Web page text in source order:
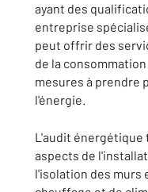
ayant des
entreprise
peut offrir des
de la
mesures à prendre
l'énergie.
L'audit
aspects de
l'isolation des murs